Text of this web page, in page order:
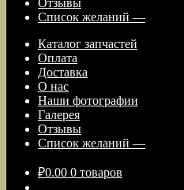
Отзывы
Список желаний —
Каталог запчастей
Оплата
Доставка
О нас
Наши фотографии
Галерея
Отзывы
Список желаний —
₽0.00 0 товаров